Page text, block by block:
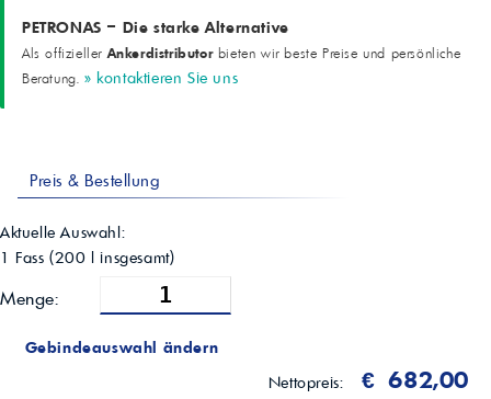
PETRONAS – Die starke Alternative
Als offiziellerAnkerdistributorbieten wir beste Preise und persönliche
Beratung. » kontaktieren Sie uns
Preis & Bestellung
Aktuelle Auswahl:
1 Fass (200 l insgesamt)
Menge:
Gebindeauswahl ändern
Nettopreis:
€ 682,00